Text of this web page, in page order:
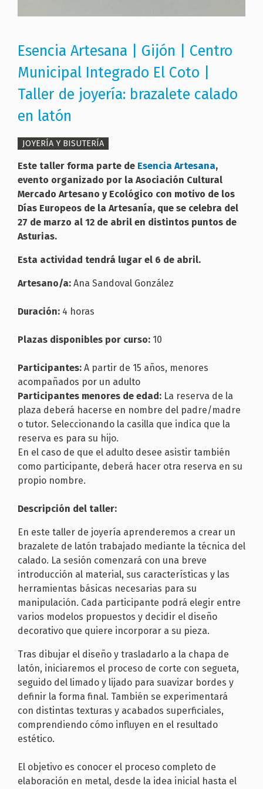
Esencia Artesana | Gijón | Centro
Municipal Integrado El Coto |
Taller de joyería: brazalete calado
en latón
JOYERÍA Y BISUTERÍA
Este taller forma parte de Esencia Artesana,
evento organizado por la Asociación Cultural
Mercado Artesano y Ecológico con motivo de los
Días Europeos de la Artesanía, que se celebra del
27 de marzo al 12 de abril en distintos puntos de
Asturias.
Esta actividad tendrá lugar el 6 de abril.
Artesano/a: Ana Sandoval González
Duración: 4 horas
Plazas disponibles por curso: 10
Participantes: A partir de 15 años, menores
acompañados por un adulto
Participantes menores de edad: La reserva de la
plaza deberá hacerse en nombre del padre/madre
o tutor. Seleccionando la casilla que indica que la
reserva es para su hijo.
En el caso de que el adulto desee asistir también
como participante, deberá hacer otra reserva en su
propio nombre.
Descripción del taller:
En este taller de joyería aprenderemos a crear un
brazalete de latón trabajado mediante la técnica del
calado. La sesión comenzará con una breve
introducción al material, sus características y las
herramientas básicas necesarias para su
manipulación. Cada participante podrá elegir entre
varios modelos propuestos y decidir el diseño
decorativo que quiere incorporar a su pieza.
Tras dibujar el diseño y trasladarlo a la chapa de
latón, iniciaremos el proceso de corte con segueta,
seguido del limado y lijado para suavizar bordes y
definir la forma final. También se experimentará
con distintas texturas y acabados superficiales,
comprendiendo cómo influyen en el resultado
estético.
El objetivo es conocer el proceso completo de
elaboración en metal, desde la idea inicial hasta el